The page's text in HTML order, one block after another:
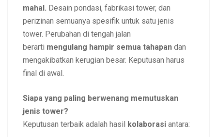
mahal. Desain pondasi, fabrikasi tower, dan
perizinan semuanya spesifik untuk satu jenis
tower. Perubahan di tengah jalan
berarti mengulang hampir semua tahapan dan
mengakibatkan kerugian besar. Keputusan harus
final di awal.
Siapa yang paling berwenang memutuskan
jenis tower?
Keputusan terbaik adalah hasil kolaborasi antara: